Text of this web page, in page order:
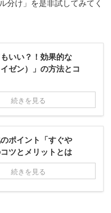
分け」を是非試してみてく
いい？！効果的な
イゼン）」の方法とコ
続きを見る
ポイント「すぐや
ツとメリットとは
続きを見る